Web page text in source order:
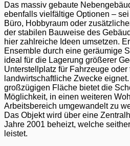
Das massiv gebaute
ebenfalls vielfältige Optionen –
Büro, Hobbyraum oder
der stabilen Bauweise des
hier zahlreiche Ideen umsetzen.
Ensemble durch eine geräumige
ideal für die Lagerung größerer
Unterstellplatz für Fahrzeuge oder
landwirtschaftliche Zwecke
großzügigen Fläche bietet die
Möglichkeit, in einen weiteren
Arbeitsbereich umgewandelt zu
Das Objekt wird über eine
Jahre 2001 beheizt, welche
leistet.